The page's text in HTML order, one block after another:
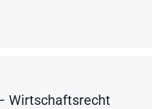
Wirtschaftsrecht